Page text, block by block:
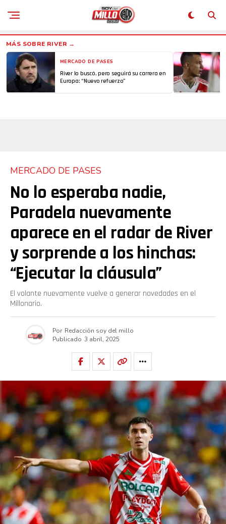
MERCADO DE PASES
River lo buscó, pero seguirá su carrera en
Europa: “Nuevo refuerzo”
MERCADO DE PASES
No lo esperaba nadie,
Paradela nuevamente
aparece en el radar de River
y sorprende a los hinchas:
“Ejecutar la cláusula”
El volante nuevamente vuelve a generar novedades en el
Millonario.
Por Redacción soy del millo
Publicado 3 abril, 2025